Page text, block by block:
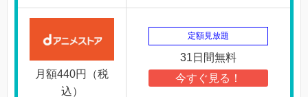
月額440円（税
込）
定額見放題
31日間無料
今すぐ見る！